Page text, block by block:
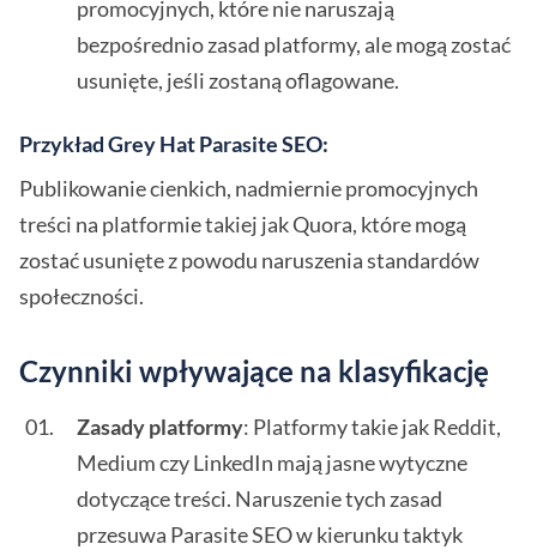
promocyjnych, które nie naruszają
bezpośrednio zasad platformy, ale mogą zostać
usunięte, jeśli zostaną oflagowane.
Przykład Grey Hat Parasite SEO:
Publikowanie cienkich, nadmiernie promocyjnych
treści na platformie takiej jak Quora, które mogą
zostać usunięte z powodu naruszenia standardów
społeczności.
Czynniki wpływające na klasyfikację
Zasady platformy: Platformy takie jak Reddit,
Medium czy LinkedIn mają jasne wytyczne
dotyczące treści. Naruszenie tych zasad
przesuwa Parasite SEO w kierunku taktyk